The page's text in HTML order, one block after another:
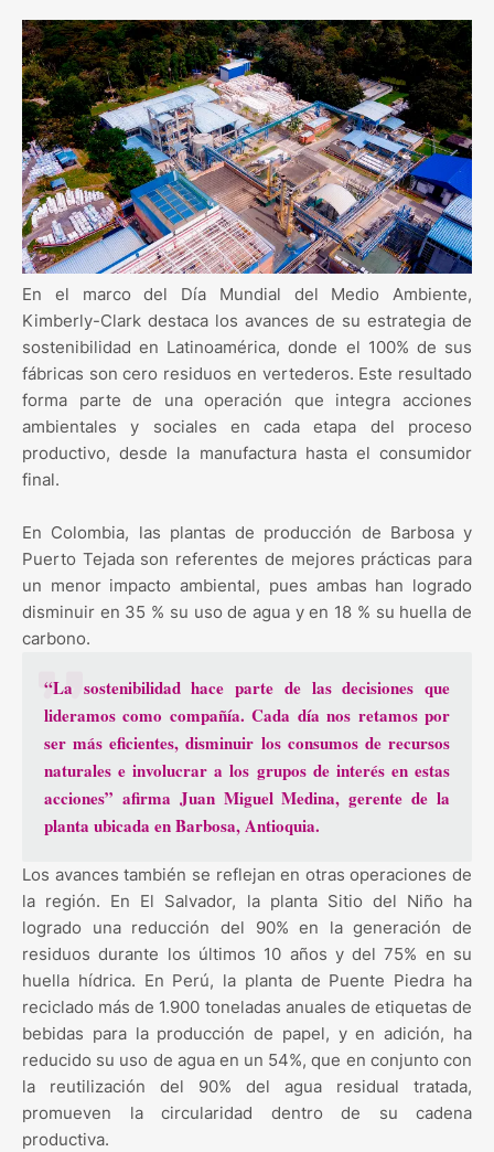
En el marco del Día Mundial del Medio Ambiente,
Kimberly-Clark destaca los avances de su estrategia de
sostenibilidad en Latinoamérica, donde el 100% de sus
fábricas son cero residuos en vertederos. Este resultado
forma parte de una operación que integra acciones
ambientales y sociales en cada etapa del proceso
productivo, desde la manufactura hasta el consumidor
final.
En Colombia, las plantas de producción de Barbosa y
Puerto Tejada son referentes de mejores prácticas para
un menor impacto ambiental, pues ambas han logrado
disminuir en 35 % su uso de agua y en 18 % su huella de
carbono.
“La sostenibilidad hace parte de las decisiones que
lideramos como compañía. Cada día nos retamos por
ser más eficientes, disminuir los consumos de recursos
naturales e involucrar a los grupos de interés en estas
acciones” afirma Juan Miguel Medina, gerente de la
planta ubicada en Barbosa, Antioquia.
Los avances también se reflejan en otras operaciones de
la región. En El Salvador, la planta Sitio del Niño ha
logrado una reducción del 90% en la generación de
residuos durante los últimos 10 años y del 75% en su
huella hídrica. En Perú, la planta de Puente Piedra ha
reciclado más de 1.900 toneladas anuales de etiquetas de
bebidas para la producción de papel, y en adición, ha
reducido su uso de agua en un 54%, que en conjunto con
la reutilización del 90% del agua residual tratada,
promueven la circularidad dentro de su cadena
productiva.